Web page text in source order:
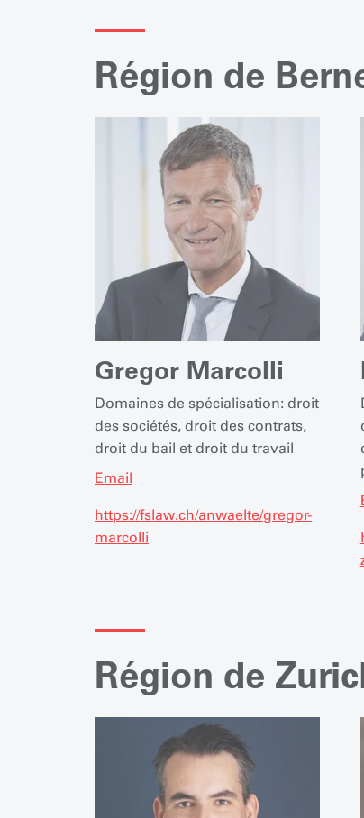
Région de
Gregor Marcolli
Domaines de spécialisation: droit
des sociétés, droit des contrats,
droit du bail et droit du travail
Email
https://fslaw.ch/anwaelte/gregor-
marcolli
Région de